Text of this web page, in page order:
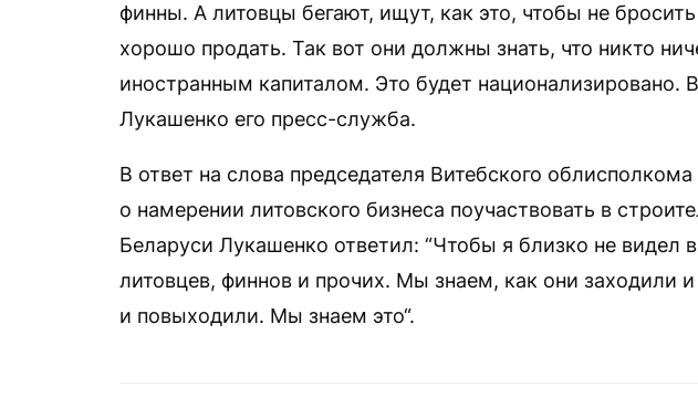
финны. А литовцы бегают, ищут, как это, чтобы не бросить
хорошо продать. Так вот они должны знать, что никто
иностранным капиталом. Это будет национализировано.
Лукашенко его пресс-служба.
В ответ на слова председателя Витебского
о намерении литовского бизнеса поучаствовать в
Беларуси Лукашенко ответил: “Чтобы я близко не видел
литовцев, финнов и прочих. Мы знаем, как они заходили
и повыходили. Мы знаем это“.